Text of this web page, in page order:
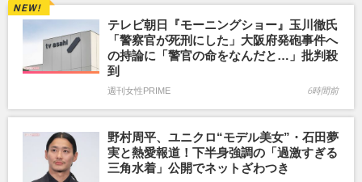
テレビ朝日『モーニングショー』玉川徹氏
「警察官が死刑にした」大阪府発砲事件へ
の持論に「警官の命をなんだと…」批判殺
到
週刊女性PRIME 6時間前
野村周平、ユニクロ“モデル美女”・石田夢
実と熱愛報道！下半身強調の「過激すぎる
三角水着」公開でネットざわつき